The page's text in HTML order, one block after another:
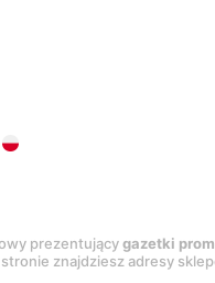
prezentującygazetki
znajdziesz adresy